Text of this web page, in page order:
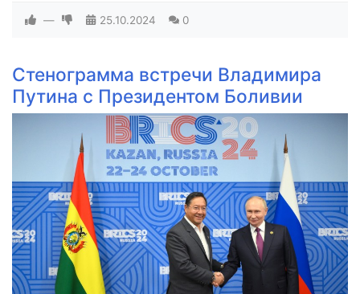
— 25.10.2024 0
Стенограмма встречи Владимира
Путина с Президентом Боливии